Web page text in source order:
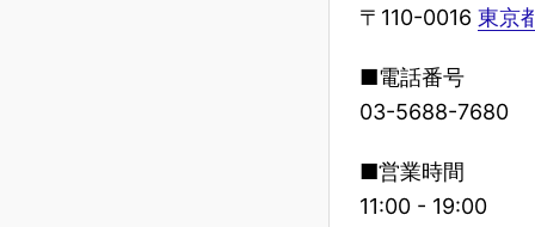
〒110-0016 東京
■電話番号
03-5688-7680
■営業時間
11:00 - 19:00